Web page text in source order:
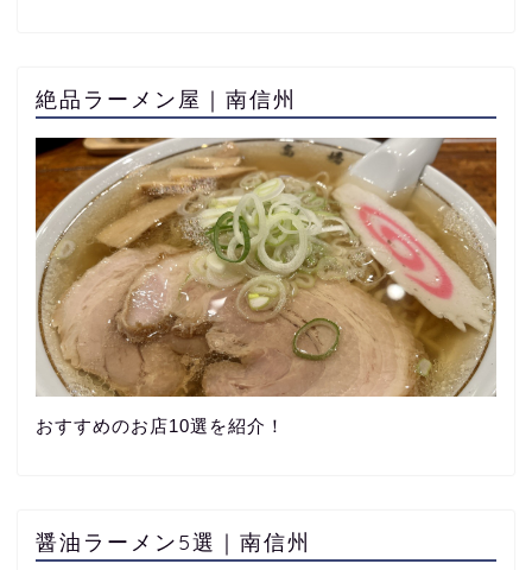
絶品ラーメン屋｜南信州
おすすめのお店10選を紹介！
醤油ラーメン5選｜南信州